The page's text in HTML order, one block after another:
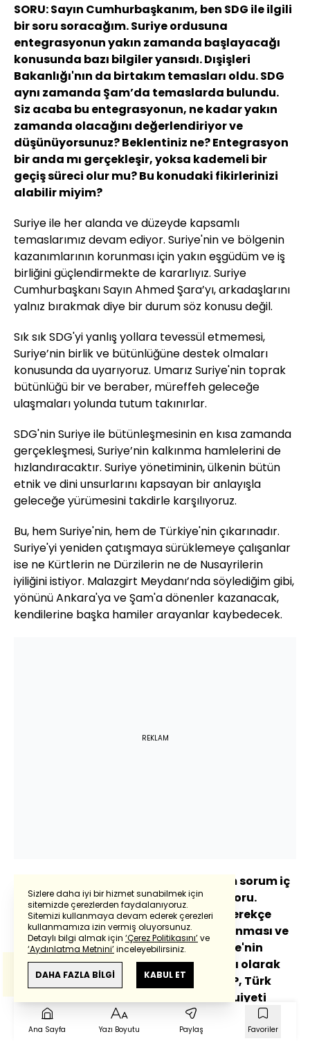
SORU: Sayın Cumhurbaşkanım, ben SDG ile ilgili
bir soru soracağım. Suriye ordusuna
entegrasyonun yakın zamanda başlayacağı
konusunda bazı bilgiler yansıdı. Dışişleri
Bakanlığı'nın da birtakım temasları oldu. SDG
aynı zamanda Şam’da temaslarda bulundu.
Siz acaba bu entegrasyonun, ne kadar yakın
zamanda olacağını değerlendiriyor ve
düşünüyorsunuz? Beklentiniz ne? Entegrasyon
bir anda mı gerçekleşir, yoksa kademeli bir
geçiş süreci olur mu? Bu konudaki fikirlerinizi
alabilir miyim?
Suriye ile her alanda ve düzeyde kapsamlı
temaslarımız devam ediyor. Suriye'nin ve bölgenin
kazanımlarının korunması için yakın eşgüdüm ve iş
birliğini güçlendirmekte de kararlıyız. Suriye
Cumhurbaşkanı Sayın Ahmed Şara’yı, arkadaşlarını
yalnız bırakmak diye bir durum söz konusu değil.
Sık sık SDG'yi yanlış yollara tevessül etmemesi,
Suriye’nin birlik ve bütünlüğüne destek olmaları
konusunda da uyarıyoruz. Umarız Suriye'nin toprak
bütünlüğü bir ve beraber, müreffeh geleceğe
ulaşmaları yolunda tutum takınırlar.
SDG'nin Suriye ile bütünleşmesinin en kısa zamanda
gerçekleşmesi, Suriye’nin kalkınma hamlelerini de
hızlandıracaktır. Suriye yönetiminin, ülkenin bütün
etnik ve dini unsurlarını kapsayan bir anlayışla
geleceğe yürümesini takdirle karşılıyoruz.
Bu, hem Suriye'nin, hem de Türkiye'nin çıkarınadır.
Suriye'yi yeniden çatışmaya sürüklemeye çalışanlar
ise ne Kürtlerin ne Dürzilerin ne de Nusayrilerin
iyiliğini istiyor. Malazgirt Meydanı’nda söylediğim gibi,
yönünü Ankara'ya ve Şam'a dönenler kazanacak,
kendilerine başka hamiler arayanlar kaybedecek.
REKLAM
SORU: Sayın Cumhurbaşkanım, benim sorum iç
politika ve dış politika ekseninde bir soru.
CHP'nin yolsuzluk soruşturmalarını gerekçe
göstererek AP ülkelerine çağrıda bulunması ve
Brüksel'de miting düzenlemesi Türkiye'nin
uluslararası itibarını zedeleme çabası olarak
değerlendirilebilir mi? En önemlisi CHP, Türk
milleti nezdinde kazanamadığı meşruiyeti
Avrupa'da mı arıyor? Ayrıca ilişkili bir soru daha
var. Özel, Brüksel'de kendilerine destek
Ana Sayfa Yazı Boyutu Paylaş Favoriler
Sizlere daha iyi bir hizmet sunabilmek için
sitemizde çerezlerden faydalanıyoruz.
Sitemizi kullanmaya devam ederek çerezleri
kullanmamıza izin vermiş oluyorsunuz.
Detaylı bilgi almak için ‘Çerez Politikasını’ve
‘Aydınlatma Metnini’inceleyebilirsiniz.
DAHA FAZLA BİLGİ KABUL ET
Powered by Translate
Bu çevirideGoogle Transletekullanılmıştır.
Anlam ve çeviri hatalarından
haberturk.com
sorumlu değildir.